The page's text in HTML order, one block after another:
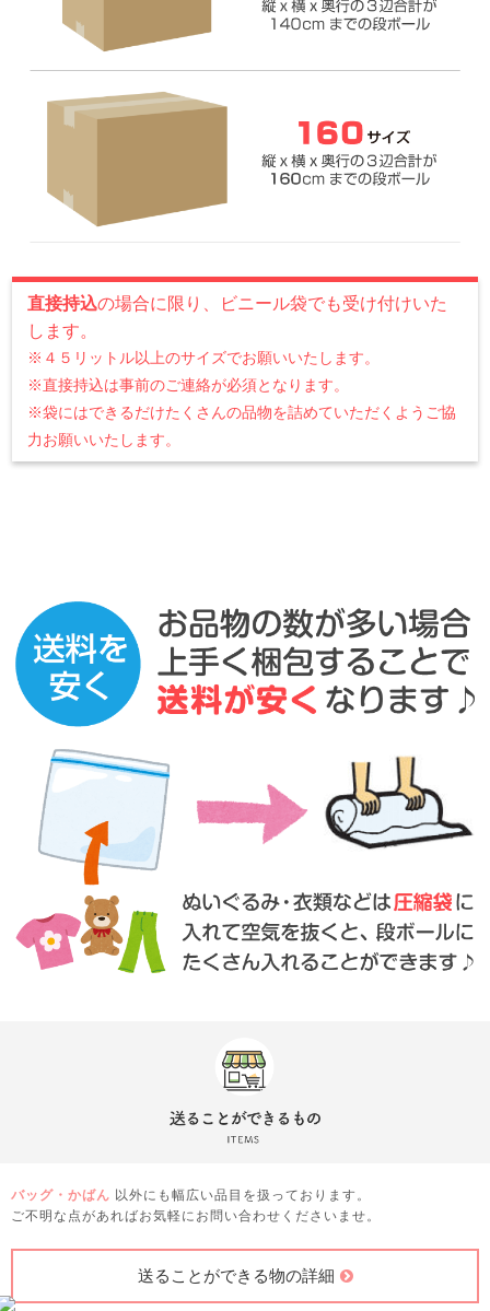
直接持込の場合に限り、ビニール袋でも受け付けいた
します。
※４５リットル以上のサイズでお願いいたします。
※直接持込は事前のご連絡が必須となります。
※袋にはできるだけたくさんの品物を詰めていただくようご協
力お願いいたします。
バッグ・かばん 以外にも幅広い品目を扱っております。
ご不明な点があればお気軽にお問い合わせくださいませ。
送ることができる物の詳細